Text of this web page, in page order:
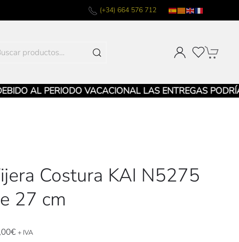
(+34) 664 576 712
PERIODO VACACIONAL LAS ENTREGAS PODRÍAN
Costura KAI N5275
27 cm
€ + IVA